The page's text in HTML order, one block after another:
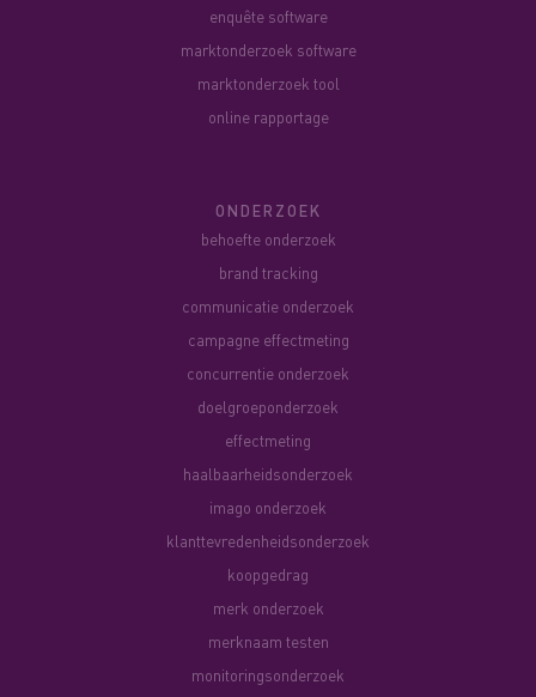
enquête software
marktonderzoek software
marktonderzoek tool
online rapportage
ONDERZOEK
behoefte onderzoek
brand tracking
communicatie onderzoek
campagne effectmeting
concurrentie onderzoek
doelgroeponderzoek
effectmeting
haalbaarheidsonderzoek
imago onderzoek
klanttevredenheidsonderzoek
koopgedrag
merk onderzoek
merknaam testen
monitoringsonderzoek